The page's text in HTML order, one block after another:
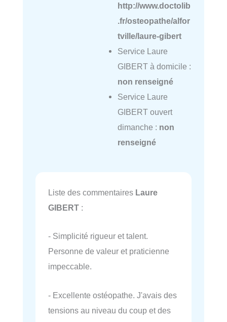
http://www.doctolib
.fr/osteopathe/alfor
tville/laure-gibert
Service Laure
GIBERT à domicile :
non renseigné
Service Laure
GIBERT ouvert
dimanche : non
renseigné
Liste des commentaires Laure
GIBERT :
- Simplicité rigueur et talent.
Personne de valeur et praticienne
impeccable.
- Excellente ostéopathe. J'avais des
tensions au niveau du coup et des